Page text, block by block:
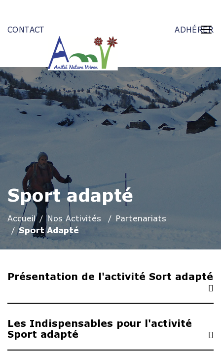
CONTACT ADHÉRER
Sport adapté
Accueil Nos Activités
Partenariats
Sport Adapté
Présentation de l'activité Sort adapté
Les Indispensables pour l'activité
Sport adapté